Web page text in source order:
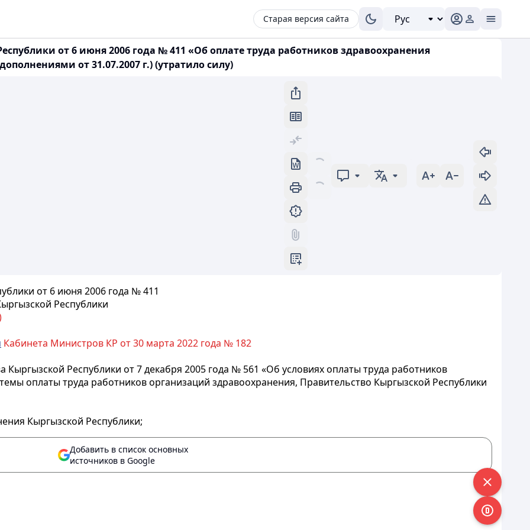
Старая версия сайта
от 6 июня 2006 года № 411 «Об оплате труда работников здравоохранения
от 31.07.2007 г.) (утратило силу)
от 6 июня 2006 года № 411
Республики
Кабинета Министров КР от 30 марта 2022 года № 182
Кыргызской Республики от 7 декабря 2005 года № 561 «Об условиях оплаты труда работников
оплаты труда работников организаций здравоохранения, Правительство Кыргызской Республики
я Кыргызской Республики;
Добавить в список основных
источников в Google